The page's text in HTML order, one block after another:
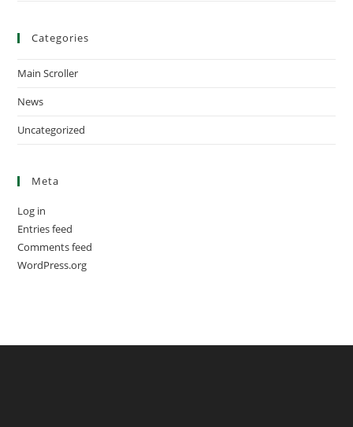
Categories
Main Scroller
News
Uncategorized
Meta
Log in
Entries feed
Comments feed
WordPress.org